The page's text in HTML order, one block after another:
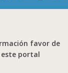
favor de
portal